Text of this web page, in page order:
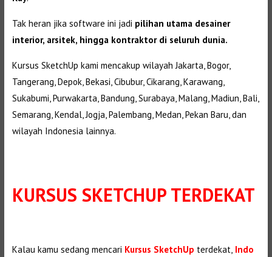
Tak heran jika software ini jadi pilihan utama desainer
interior, arsitek, hingga kontraktor di seluruh dunia.
Kursus SketchUp kami mencakup wilayah Jakarta, Bogor,
Tangerang, Depok, Bekasi, Cibubur, Cikarang, Karawang,
Sukabumi, Purwakarta, Bandung, Surabaya, Malang, Madiun, Bali,
Semarang, Kendal, Jogja, Palembang, Medan, Pekan Baru, dan
wilayah Indonesia lainnya.
KURSUS SKETCHUP TERDEKAT
Kalau kamu sedang mencari Kursus SketchUp terdekat, Indo